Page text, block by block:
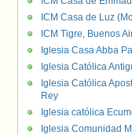
ICM Casa de Luz
ICM Tigre, Buenos
Iglesia Casa Abba
Iglesia Católica
Iglesia Católica
Rey
Iglesia católica
Iglesia Comunidad